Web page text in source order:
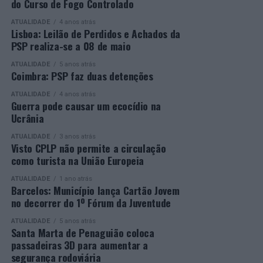
presença de mais de 500 participantes.
Mais informações em:
https://awards.innovationinpolitics.eu/
profissionais.
Durante a cerimónia foi ainda reconhecido o trabalho
desenvolvido por toda a equipa de formadores e
para o sucesso desta edição do Curso EFA.
A Escola de Tecnologia e Gestão de Barcelos continua a
afirmar-se como uma referência na formação
profissional e na qualificação de adultos, contribuindo
para o desenvolvimento de competências, o aumento da
empregabilidade e a valorização do capital humano do
concelho e da região.
A Empresa Municipal de Educação e Cultura de Barcelos
felicita todos os diplomados por esta importante
conquista, desejando-lhes os maiores sucessos pessoais,
profissionais e académicos, convicta de que este diploma
representa o início de novas oportunidades e novos
do Curso de Fogo Controlado
ATUALIDADE 4 anos atrás
Lisboa: Leilão de Perdidos e Achados da
PSP realiza-se a 08 de maio
ATUALIDADE 5 anos atrás
Coimbra: PSP faz duas detenções
ATUALIDADE 4 anos atrás
Guerra pode causar um ecocídio na
Ucrânia
ATUALIDADE 3 anos atrás
Visto CPLP não permite a circulação
como turista na União Europeia
ATUALIDADE 1 ano atrás
Barcelos: Município lança Cartão Jovem
no decorrer do 1º Fórum da Juventude
ATUALIDADE 5 anos atrás
Santa Marta de Penaguião coloca
passadeiras 3D para aumentar a
segurança rodoviária